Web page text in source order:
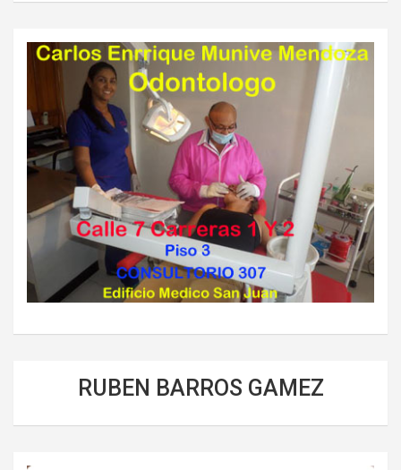
RUBEN BARROS GAMEZ